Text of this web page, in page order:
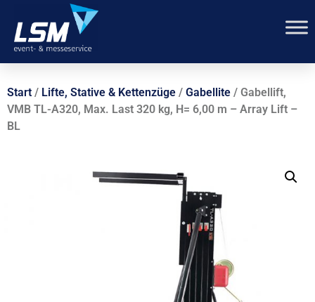
Start / Lifte, Stative & Kettenzüge / Gabellite / Gabellift,
VMB TL-A320, Max. Last 320 kg, H= 6,00 m – Array Lift –
BL